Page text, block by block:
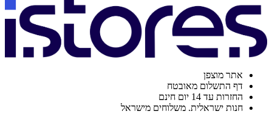
אתר מוצפן
דף התשלום מאובטח
החזרות עד 14 יום חינם
חנות ישראלית. משלוחים מישראל